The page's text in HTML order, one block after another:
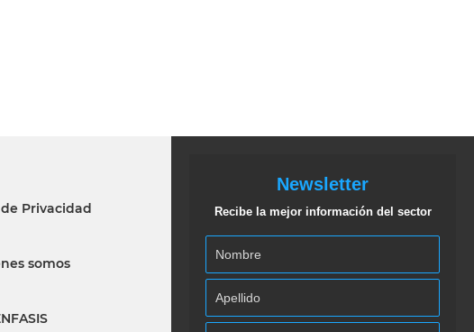
Privacidad
somos
Newsletter
Recibe la mejor información del sector